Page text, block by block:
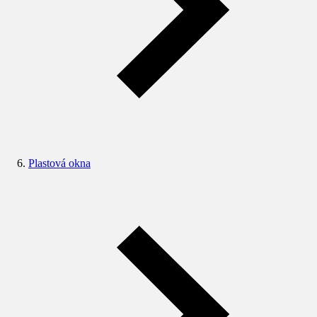
Plastová okna